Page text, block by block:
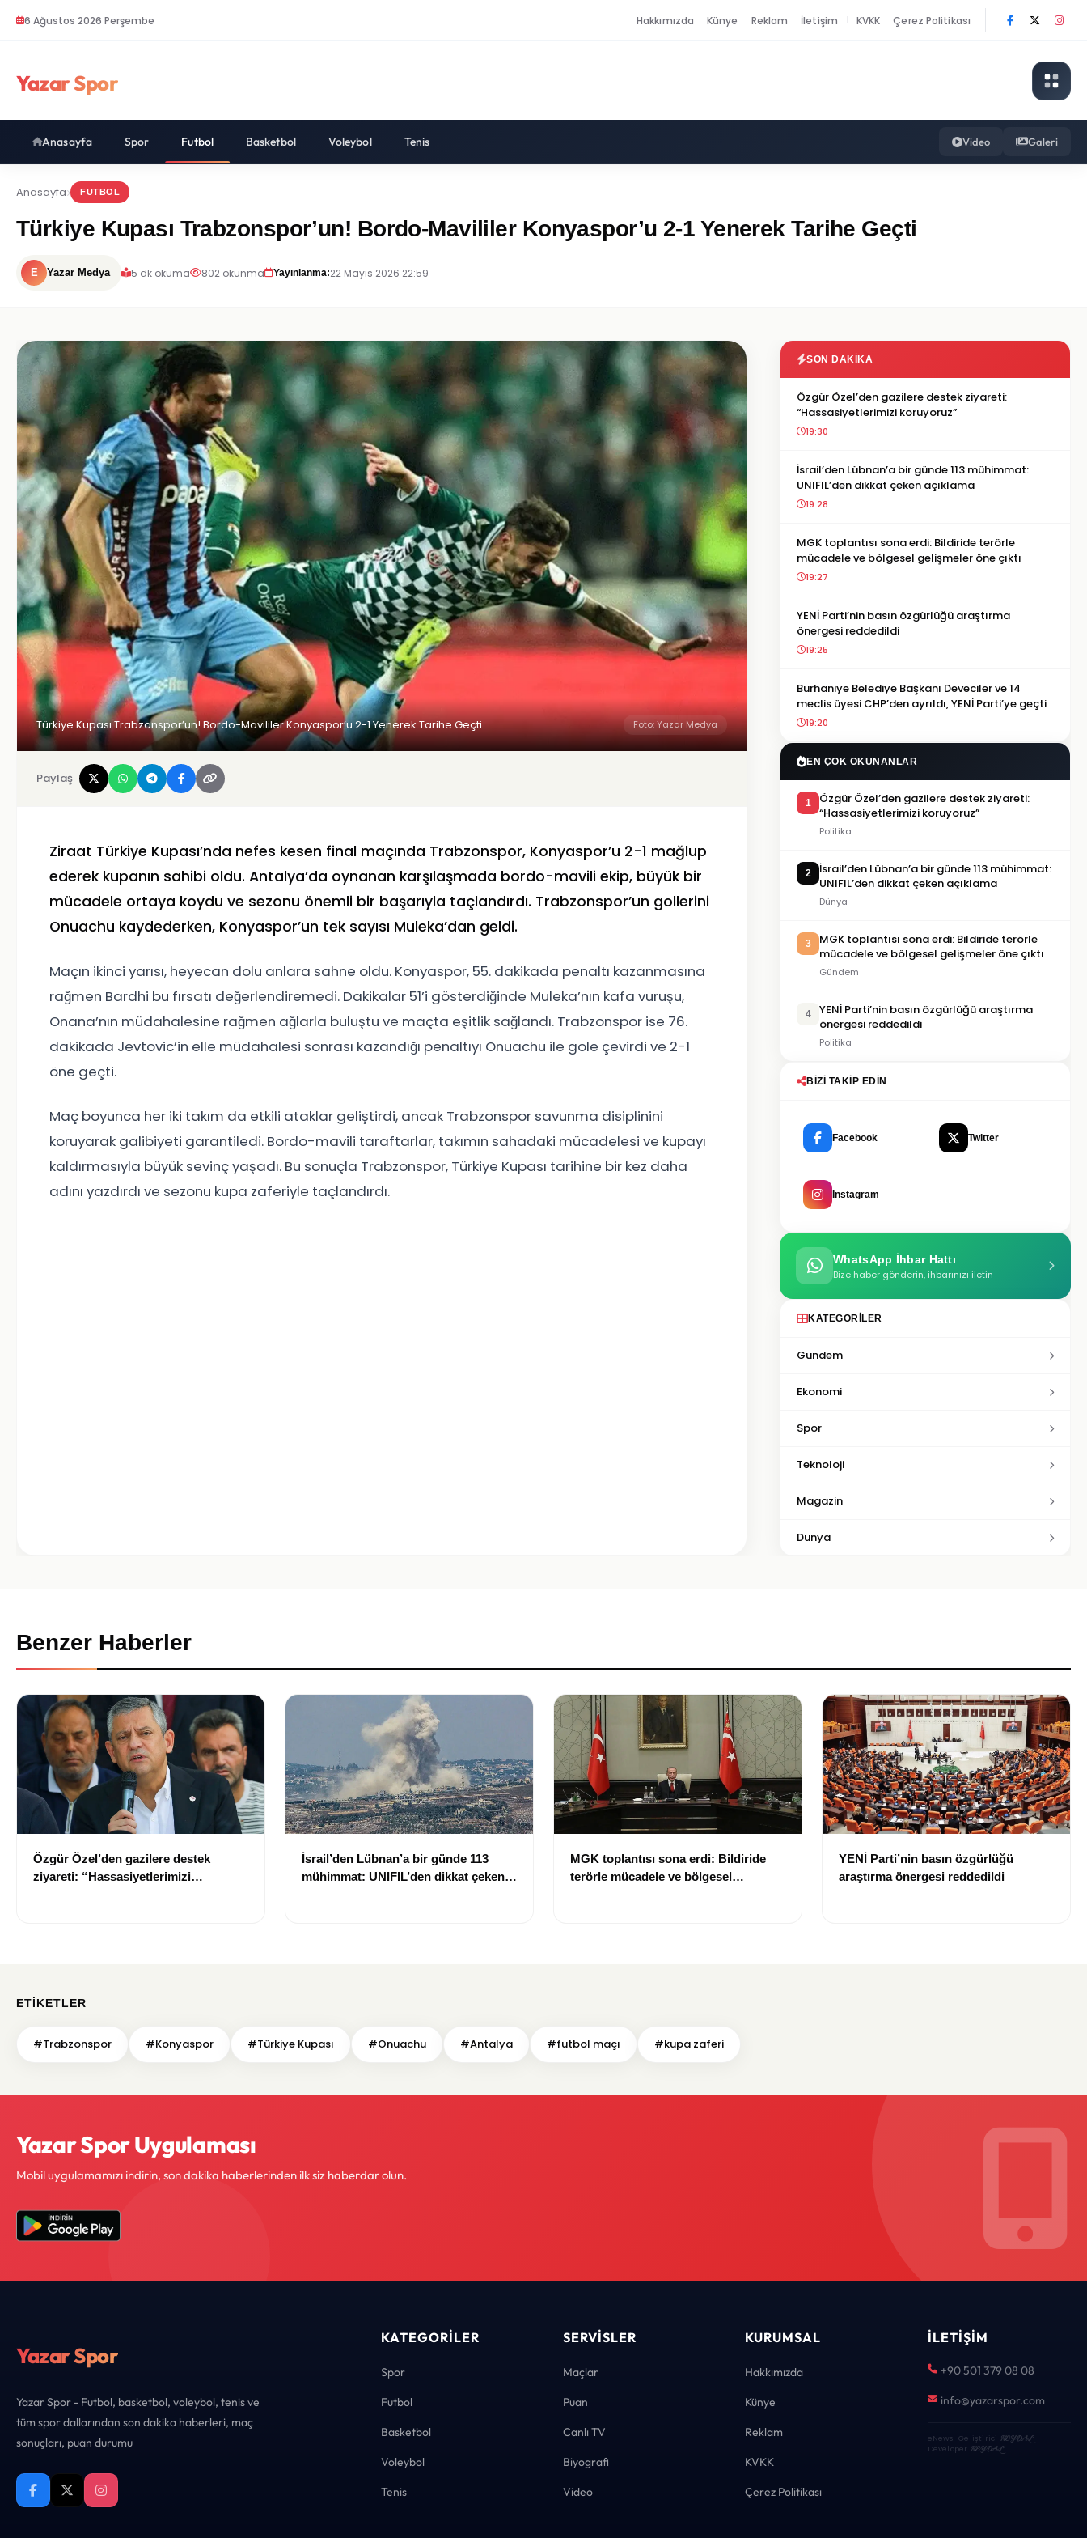
6 Ağustos 2026 Perşembe Hakkımızda Künye Reklam İletişim KVKK Çerez Politikası
Yazar Spor
Anasayfa Spor Futbol Basketbol Voleybol Tenis Video Galeri
Anasayfa FUTBOL
Türkiye Kupası Trabzonspor’un! Bordo-Mavililer Konyaspor’u 2-1 Yenerek Tarihe Geçti
E Yazar Medya 5 dk okuma 802 okunma Yayınlanma:22 Mayıs 2026 22:59
Türkiye Kupası Trabzonspor’un! Bordo-Mavililer Konyaspor’u 2-1 Yenerek Tarihe Geçti Foto: Yazar Medya
Paylaş
Ziraat Türkiye Kupası’nda nefes kesen final maçında Trabzonspor, Konyaspor’u 2-1 mağlup
ederek kupanın sahibi oldu. Antalya’da oynanan karşılaşmada bordo-mavili ekip, büyük bir
mücadele ortaya koydu ve sezonu önemli bir başarıyla taçlandırdı. Trabzonspor’un gollerini
Onuachu kaydederken, Konyaspor’un tek sayısı Muleka’dan geldi.
Maçın ikinci yarısı, heyecan dolu anlara sahne oldu. Konyaspor, 55. dakikada penaltı kazanmasına
rağmen Bardhi bu fırsatı değerlendiremedi. Dakikalar 51’i gösterdiğinde Muleka’nın kafa vuruşu,
Onana’nın müdahalesine rağmen ağlarla buluştu ve maçta eşitlik sağlandı. Trabzonspor ise 76.
dakikada Jevtovic’in elle müdahalesi sonrası kazandığı penaltıyı Onuachu ile gole çevirdi ve 2-1
öne geçti.
Maç boyunca her iki takım da etkili ataklar geliştirdi, ancak Trabzonspor savunma disiplinini
koruyarak galibiyeti garantiledi. Bordo-mavili taraftarlar, takımın sahadaki mücadelesi ve kupayı
kaldırmasıyla büyük sevinç yaşadı. Bu sonuçla Trabzonspor, Türkiye Kupası tarihine bir kez daha
adını yazdırdı ve sezonu kupa zaferiyle taçlandırdı.
SON DAKIKA
Özgür Özel’den gazilere destek ziyareti:
“Hassasiyetlerimizi koruyoruz”
19:30
İsrail’den Lübnan’a bir günde 113 mühimmat:
UNIFIL’den dikkat çeken açıklama
19:28
MGK toplantısı sona erdi: Bildiride terörle
mücadele ve bölgesel gelişmeler öne çıktı
19:27
YENİ Parti’nin basın özgürlüğü araştırma
önergesi reddedildi
19:25
Burhaniye Belediye Başkanı Deveciler ve 14
meclis üyesi CHP’den ayrıldı, YENİ Parti’ye geçti
19:20
EN ÇOK OKUNANLAR
1
Özgür Özel’den gazilere destek ziyareti:
“Hassasiyetlerimizi koruyoruz”
Politika
2
İsrail’den Lübnan’a bir günde 113 mühimmat:
UNIFIL’den dikkat çeken açıklama
Dünya
3
MGK toplantısı sona erdi: Bildiride terörle
mücadele ve bölgesel gelişmeler öne çıktı
Gündem
4
YENİ Parti’nin basın özgürlüğü araştırma
önergesi reddedildi
Politika
BIZI TAKIP EDIN
Facebook Twitter
Instagram
WhatsApp İhbar Hattı
Bize haber gönderin, ihbarınızı iletin
KATEGORILER
Gundem
Ekonomi
Spor
Teknoloji
Magazin
Dunya
Benzer Haberler
Özgür Özel’den gazilere destek
ziyareti: “Hassasiyetlerimizi
İsrail’den Lübnan’a bir günde 113
mühimmat: UNIFIL’den dikkat çeken
MGK toplantısı sona erdi: Bildiride
terörle mücadele ve bölgesel
YENİ Parti’nin basın özgürlüğü
araştırma önergesi reddedildi
ETIKETLER
#Trabzonspor #Konyaspor #Türkiye Kupası #Onuachu #Antalya #futbol maçı #kupa zaferi
Yazar Spor Uygulaması
Mobil uygulamamızı indirin, son dakika haberlerinden ilk siz haberdar olun.
Yazar Spor
Yazar Spor - Futbol, basketbol, voleybol, tenis ve
tüm spor dallarından son dakika haberleri, maç
sonuçları, puan durumu
KATEGORILER
Spor
Futbol
Basketbol
Voleybol
Tenis
SERVISLER
Maçlar
Puan
Canlı TV
Biyografi
Video
KURUMSAL
Hakkımızda
Künye
Reklam
KVKK
Çerez Politikası
İLETIŞIM
+90 501 379 08 08
info@yazarspor.com
eNews · Geliştirici KEYDAL·
Developer KEYDAL